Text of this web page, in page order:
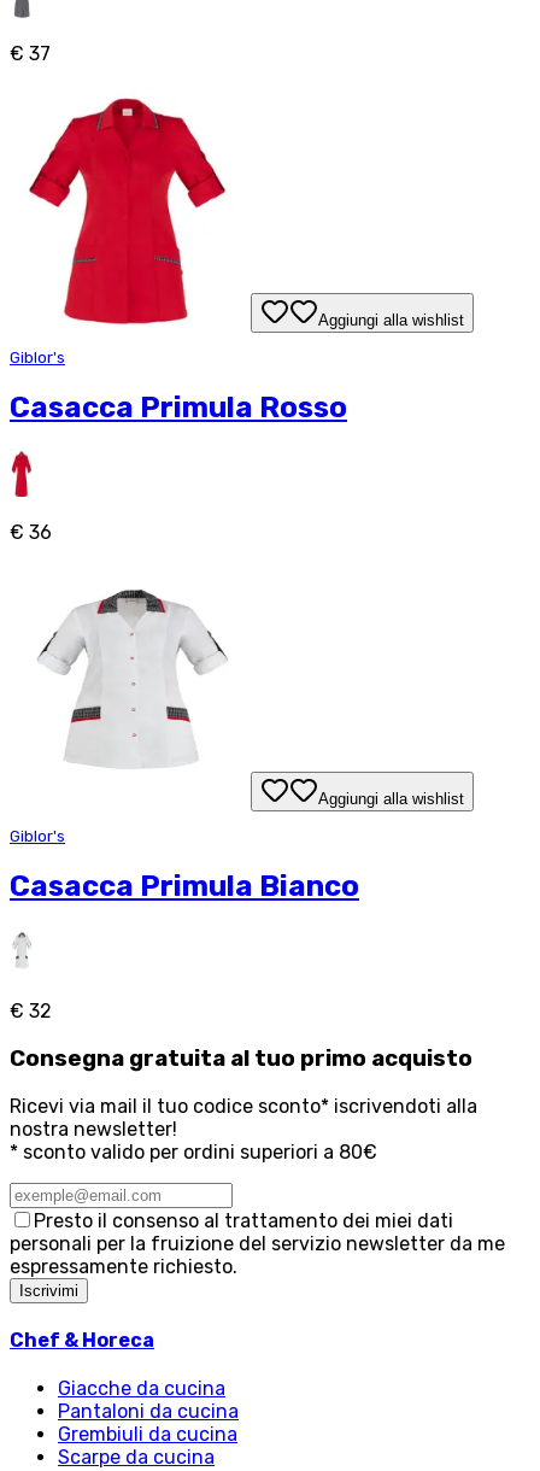
€ 37
Aggiungi alla wishlist
Giblor's
Casacca Primula Rosso
€ 36
Aggiungi alla wishlist
Giblor's
Casacca Primula Bianco
€ 32
Consegna gratuita al tuo primo acquisto
Ricevi via mail il tuo codice sconto* iscrivendoti alla
nostra newsletter!
* sconto valido per ordini superiori a 80€
Presto il consenso al trattamento dei miei dati
personali per la fruizione del servizio newsletter da me
espressamente richiesto.
Iscrivimi
Chef & Horeca
Giacche da cucina
Pantaloni da cucina
Grembiuli da cucina
Scarpe da cucina